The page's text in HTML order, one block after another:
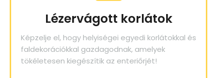
Lézervágott korlátok
Képzelje el, hogy helyiségei egyedi korlátokkal és
faldekorációkkal gazdagodnak, amelyek
tökéletesen kiegészítik az enteriőrjét!